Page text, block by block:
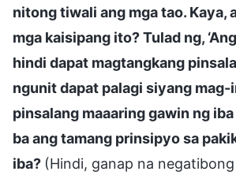
nitong tiwali ang mga tao. Kaya,
mga kaisipang ito? Tulad ng,
hindi dapat magtangkang
ngunit dapat palagi siyang mag-
pinsalang maaaring gawin ng
ba ang tamang prinsipyo sa
iba? (Hindi, ganap na